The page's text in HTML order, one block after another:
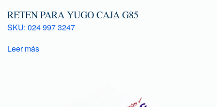
RETEN PARA YUGO CAJA G85
SKU: 024 997 3247
Leer más